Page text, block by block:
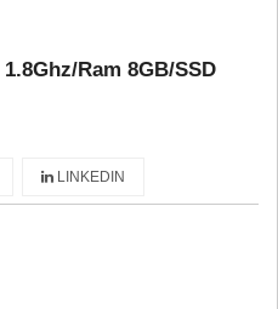
Ram 8GB/SSD
LINKEDIN